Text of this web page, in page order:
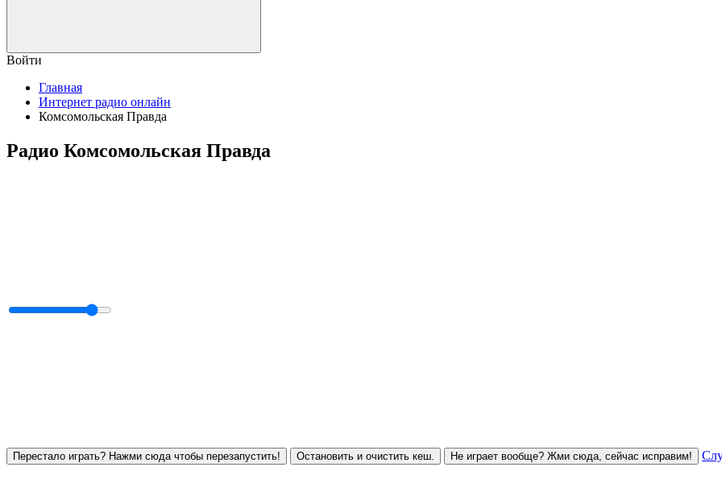
Войти
Главная
Интернет радио онлайн
Комсомольская Правда
Радио Комсомольская Правда
Перестало играть? Нажми сюда чтобы перезапустить! Остановить и очистить кеш. Не играет вообще? Жми сюда, сейчас исправим!